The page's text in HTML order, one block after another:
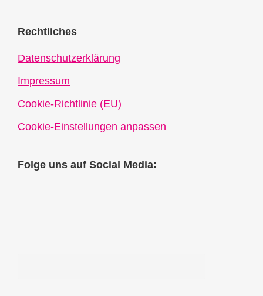
Rechtliches
Datenschutzerklärung
Impressum
Cookie-Richtlinie (EU)
Cookie-Einstellungen anpassen
Folge uns auf Social Media: